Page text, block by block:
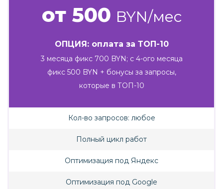
от 500 BYN/мес
ОПЦИЯ: оплата за ТОП-10
3 месяца фикс 700 BYN; с 4-ого месяца
фикс 500 BYN + бонусы за запросы,
которые в ТОП-10
Кол-во запросов: любое
Полный цикл работ
Оптимизация под Яндекс
Оптимизация под Google